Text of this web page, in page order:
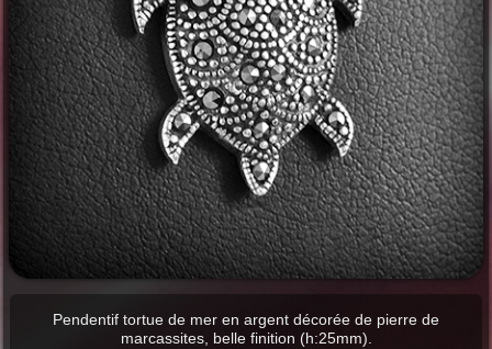
Pendentif tortue de mer en argent décorée de pierre de
marcassites, belle finition (h:25mm).